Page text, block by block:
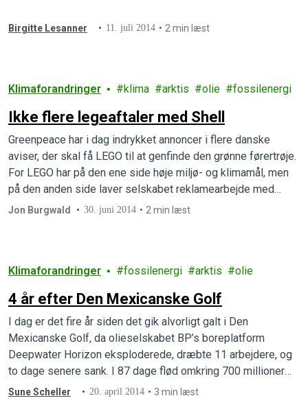
Birgitte Lesanner 11. juli 2014 2 min læst
Klimaforandringer klima arktis olie fossilenergi
Ikke flere legeaftaler med Shell
Greenpeace har i dag indrykket annoncer i flere danske
aviser, der skal få LEGO til at genfinde den grønne førertrøje.
For LEGO har på den ene side høje miljø- og klimamål, men
på den anden side laver selskabet reklamearbejde med
Shell, der legitimerer selskabets risikable olieboringer i
Jon Burgwald 30. juni 2014 2 min læst
Klimaforandringer fossilenergi arktis olie
4 år efter Den Mexicanske Golf
I dag er det fire år siden det gik alvorligt galt i Den
Mexicanske Golf, da olieselskabet BP’s boreplatform
Deepwater Horizon eksploderede, dræbte 11 arbejdere, og
to dage senere sank. I 87 dage flød omkring 700 millioner
liter olie ud i Golfen, før det lykkedes BP at sætte en prop i
Sune Scheller 20. april 2014 3 min læst